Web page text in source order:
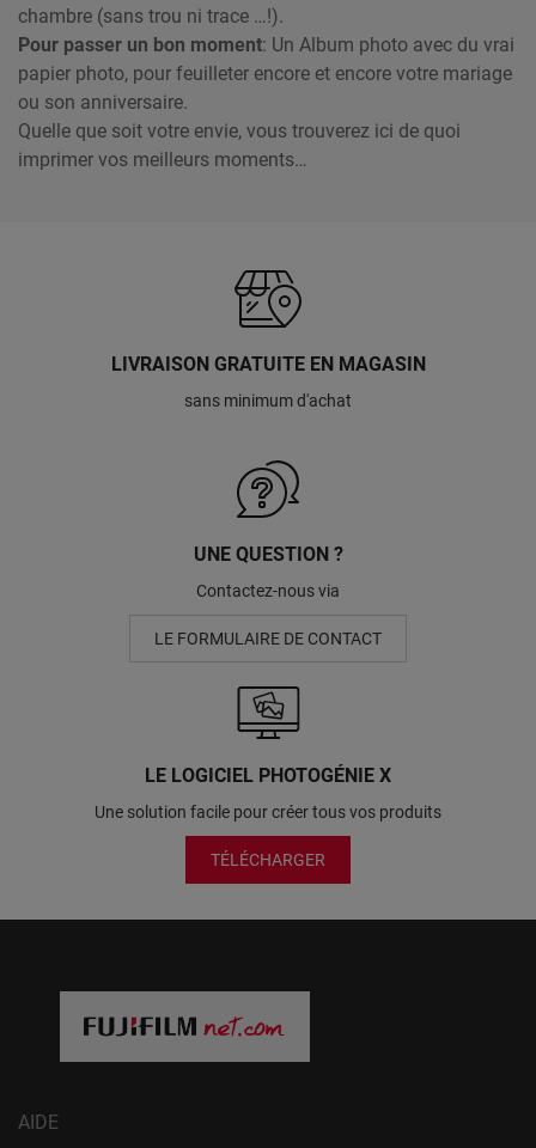
chambre (sans trou ni trace …!).
Pour passer un bon moment: Un Album photo avec du vrai
papier photo, pour feuilleter encore et encore votre mariage
ou son anniversaire.
Quelle que soit votre envie, vous trouverez ici de quoi
imprimer vos meilleurs moments…
LIVRAISON GRATUITE EN MAGASIN
sans minimum d'achat
UNE QUESTION ?
Contactez-nous via
LE FORMULAIRE DE CONTACT
LE LOGICIEL PHOTOGÉNIE X
Une solution facile pour créer tous vos produits
TÉLÉCHARGER
AIDE